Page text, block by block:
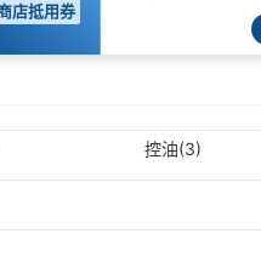
店抵用券
控油(3)